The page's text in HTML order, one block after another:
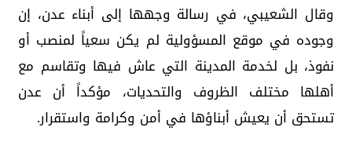
وقال الشعيبي، في رسالة وجهها إلى أبناء عدن، إن
وجوده في موقع المسؤولية لم يكن سعياً لمنصب أو
نفوذ، بل لخدمة المدينة التي عاش فيها وتقاسم مع
أهلها مختلف الظروف والتحديات، مؤكداً أن عدن
تستحق أن يعيش أبناؤها في أمن وكرامة واستقرار.